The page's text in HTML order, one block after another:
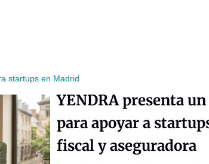
startups en Madrid
YENDRA presenta
para apoyar a
fiscal y aseguradora